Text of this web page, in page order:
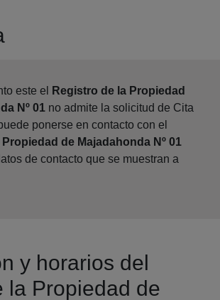
este el
Registro de la Propiedad
Nº 01 no admite la solicitud de Cita
ponerse en contacto con el
de Majadahonda Nº 01
de contacto que se muestran a
y horarios del
la Propiedad de